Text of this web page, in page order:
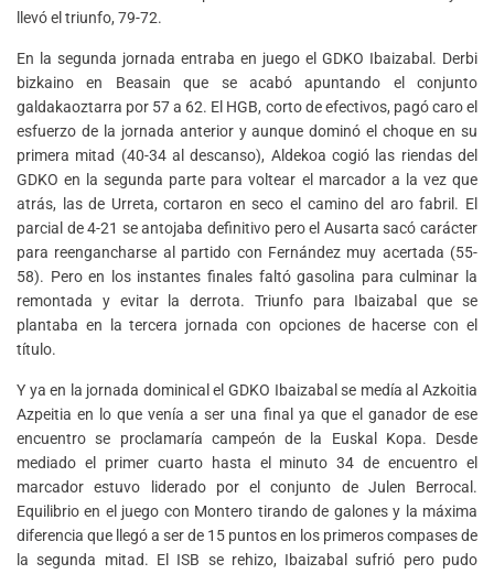
llevó el triunfo, 79-72.
En la segunda jornada entraba en juego el GDKO Ibaizabal. Derbi
bizkaino en Beasain que se acabó apuntando el conjunto
galdakaoztarra por 57 a 62. El HGB, corto de efectivos, pagó caro el
esfuerzo de la jornada anterior y aunque dominó el choque en su
primera mitad (40-34 al descanso), Aldekoa cogió las riendas del
GDKO en la segunda parte para voltear el marcador a la vez que
atrás, las de Urreta, cortaron en seco el camino del aro fabril. El
parcial de 4-21 se antojaba definitivo pero el Ausarta sacó carácter
para reengancharse al partido con Fernández muy acertada (55-
58). Pero en los instantes finales faltó gasolina para culminar la
remontada y evitar la derrota. Triunfo para Ibaizabal que se
plantaba en la tercera jornada con opciones de hacerse con el
título.
Y ya en la jornada dominical el GDKO Ibaizabal se medía al Azkoitia
Azpeitia en lo que venía a ser una final ya que el ganador de ese
encuentro se proclamaría campeón de la Euskal Kopa. Desde
mediado el primer cuarto hasta el minuto 34 de encuentro el
marcador estuvo liderado por el conjunto de Julen Berrocal.
Equilibrio en el juego con Montero tirando de galones y la máxima
diferencia que llegó a ser de 15 puntos en los primeros compases de
la segunda mitad. El ISB se rehizo, Ibaizabal sufrió pero pudo